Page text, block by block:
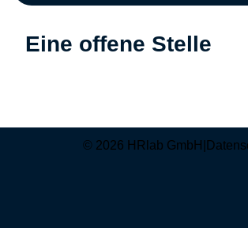
Eine offene Stelle
© 2026 HRlab GmbH